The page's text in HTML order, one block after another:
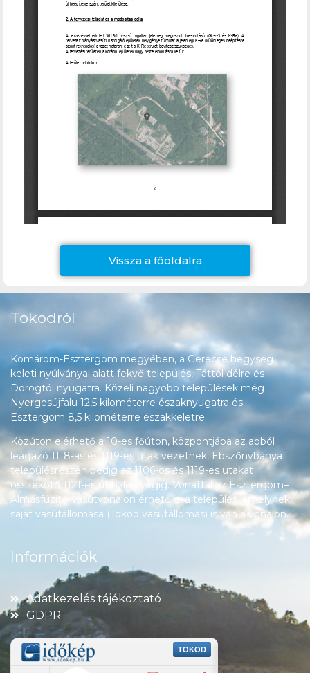
Vissza a főoldalra
Tokodról
Komárom-Esztergom megyében, a Gerecse hegység
keleti nyúlványai alatt fekvő település, Táttól délre és
Dorogtól nyugatra. Közeli nagyobb települések még
Nyergesújfalu 12,5 kilométerre északnyugatra és
Esztergom 8,5 kilométerre északkeletre.
Közúton elérhető a 10-es főúton, központjába az abból
leágazó 1118-as és 1119-es utak vezetnek, Ebszőnybánya
településrészén pedig az 1106-os és 1119-es utakat
összekötő 1121-es út halad végig. Vonattal az Esztergom–
Almásfüzitő-vasútvonalon érhető el a település, amelynek
saját vasútállomása (Tokod vasútállomás) is van a vonalon.
Információk
Adatkezelés tájékoztató
GDPR